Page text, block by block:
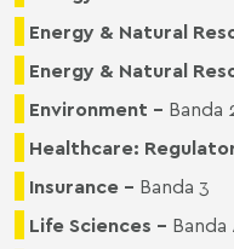
Energy & Natural
Energy & Natural
Environment - Banda
Healthcare:
Insurance - Banda 3
Life Sciences - Banda